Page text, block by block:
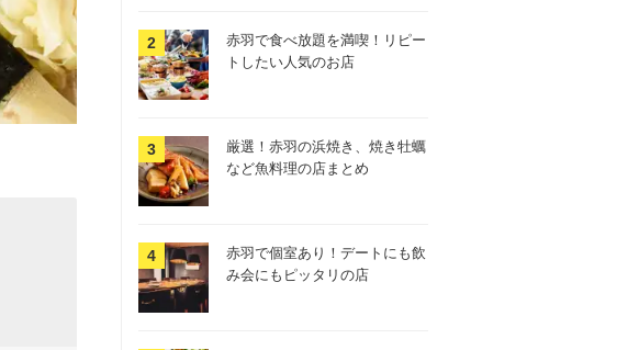
赤羽で食べ放題を満喫！リピー
トしたい人気のお店
厳選！赤羽の浜焼き、焼き牡蠣
など魚料理の店まとめ
赤羽で個室あり！デートにも飲
み会にもピッタリの店